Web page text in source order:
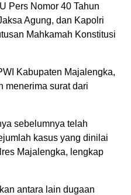
Pers Nomor 40 Tahun
Agung, dan Kapolri
Mahkamah Konstitusi
Kabupaten Majalengka,
menerima surat dari
sebelumnya telah
kasus yang dinilai
Majalengka, lengkap
antara lain dugaan